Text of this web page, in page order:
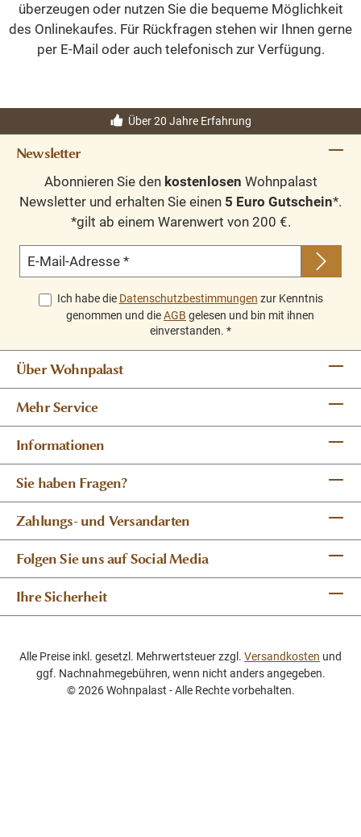
überzeugen oder nutzen Sie die bequeme Möglichkeit
des Onlinekaufes. Für Rückfragen stehen wir Ihnen gerne
per E-Mail oder auch telefonisch zur Verfügung.
Über 20 Jahre Erfahrung
Newsletter
Abonnieren Sie den kostenlosen Wohnpalast
Newsletter und erhalten Sie einen 5 Euro Gutschein*.
*gilt ab einem Warenwert von 200 €.
E-Mail-Adresse *
Ich habe die Datenschutzbestimmungen zur Kenntnis
genommen und dieAGB gelesen und bin mit ihnen
einverstanden. *
Über Wohnpalast
Mehr Service
Informationen
Sie haben Fragen?
Zahlungs- und Versandarten
Folgen Sie uns auf Social Media
Ihre Sicherheit
Alle Preise inkl. gesetzl. Mehrwertsteuer zzgl. Versandkosten und
ggf. Nachnahmegebühren, wenn nicht anders angegeben.
© 2026 Wohnpalast - Alle Rechte vorbehalten.